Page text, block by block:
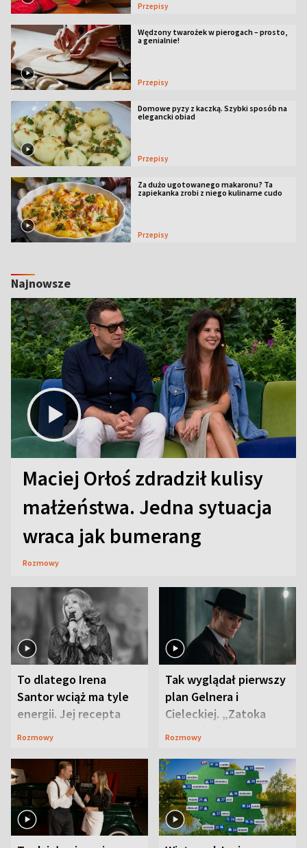
Przepisy
Wędzony twarożek w pierogach – prosto,
a genialnie!
Przepisy
Domowe pyzy z kaczką. Szybki sposób na
elegancki obiad
Przepisy
Za dużo ugotowanego makaronu? Ta
zapiekanka zrobi z niego kulinarne cudo
Przepisy
Najnowsze
Maciej Orłoś zdradził kulisy
małżeństwa. Jedna sytuacja
wraca jak bumerang
Rozmowy
To dlatego Irena
Santor wciąż ma tyle
energii. Jej recepta
jest zaskakująco
Rozmowy
Tak wyglądał pierwszy
plan Gelnera i
Cieleckiej. „Zatoka
szpiegów” od razu ich
Rozmowy